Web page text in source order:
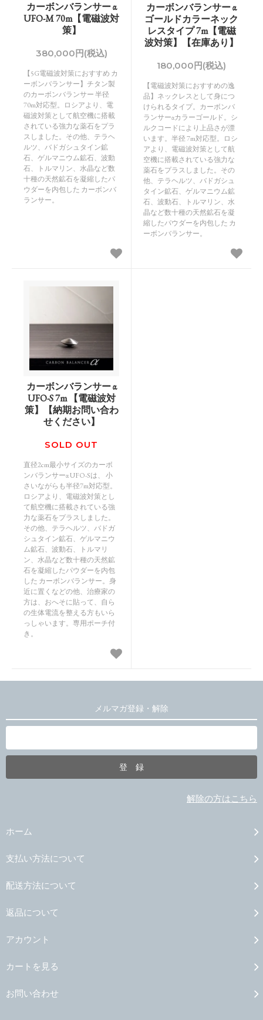
カーボンバランサー α
UFO-M 70m【電磁波対
策】
380,000円(税込)
【5G電磁波対策におすすめ カ
ーボンバランサー】チタン製
のカーボンバランサー 半径
70m対応型。ロシアより、電
磁波対策として航空機に搭載
されている強力な薬石をプラ
スしました。その他、テラヘ
ルツ、バドガシュタイン鉱
石、ゲルマニウム鉱石、波動
石、トルマリン、水晶など数
十種の天然鉱石を凝縮したパ
ウダーを内包した カーボンバ
ランサー。
カーボンバランサー α
ゴールドカラーネック
レスタイプ 7m【電磁
波対策】【在庫あり】
180,000円(税込)
【電磁波対策におすすめの逸
品】ネックレスとして身につ
けられるタイプ。カーボンバ
ランサーαカラーゴールド。シ
ルクコードにより上品さが漂
います。半径 7m対応型。ロシ
アより、電磁波対策として航
空機に搭載されている強力な
薬石をプラスしました。その
他、テラヘルツ、バドガシュ
タイン鉱石、ゲルマニウム鉱
石、波動石、トルマリン、水
晶など数十種の天然鉱石を凝
縮したパウダーを内包した カ
ーボンバランサー。
カーボンバランサー α
UFO-S 7m 【電磁波対
策】【納期お問い合わ
せください】
SOLD OUT
直径2cm最小サイズのカーボ
ンバランサーα UFO-Sは、 小
さいながらも半径7m対応型。
ロシアより、電磁波対策とし
て航空機に搭載されている強
力な薬石をプラスしました。
その他、テラヘルツ、バドガ
シュタイン鉱石、ゲルマニウ
ム鉱石、波動石、トルマリ
ン、水晶など数十種の天然鉱
石を凝縮したパウダーを内包
した カーボンバランサー。身
近に置くなどの他、治療家の
方は、おへそに貼って、自ら
の生体電流を整える方もいら
っしゃいます。専用ポーチ付
き。
メルマガ登録・解除
解除の方はこちら
ホーム
支払い方法について
配送方法について
返品について
アカウント
カートを見る
お問い合わせ